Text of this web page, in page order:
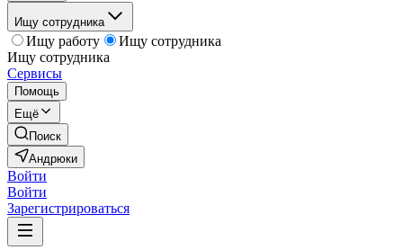
Ищу сотрудника
Ищу работу
Ищу сотрудника
Ищу сотрудника
Сервисы
Помощь
Ещё
Поиск
Андрюки
Войти
Войти
Зарегистрироваться